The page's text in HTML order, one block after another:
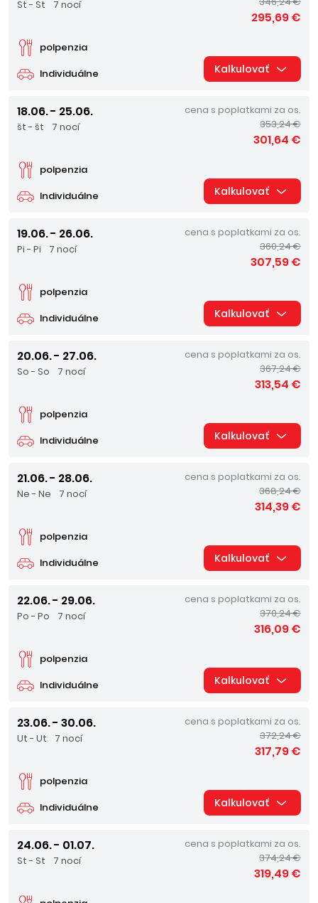
St - St 7 nocí
Individuálne
polpenzia
295,69 €
Kalkulovať
18.06. - 25.06.
št - št 7 nocí
Individuálne
polpenzia
cena s poplatkami za os.
353,24 €
301,64 €
Kalkulovať
19.06. - 26.06.
Pi - Pi 7 nocí
Individuálne
polpenzia
cena s poplatkami za os.
360,24 €
307,59 €
Kalkulovať
20.06. - 27.06.
So - So 7 nocí
Individuálne
polpenzia
cena s poplatkami za os.
367,24 €
313,54 €
Kalkulovať
21.06. - 28.06.
Ne - Ne 7 nocí
Individuálne
polpenzia
cena s poplatkami za os.
368,24 €
314,39 €
Kalkulovať
22.06. - 29.06.
Po - Po 7 nocí
Individuálne
polpenzia
cena s poplatkami za os.
370,24 €
316,09 €
Kalkulovať
23.06. - 30.06.
Ut - Ut 7 nocí
Individuálne
polpenzia
cena s poplatkami za os.
372,24 €
317,79 €
Kalkulovať
24.06. - 01.07.
St - St 7 nocí
cena s poplatkami za os.
374,24 €
319,49 €